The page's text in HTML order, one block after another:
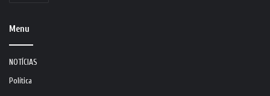
Menu
NOTÍCIAS
Política